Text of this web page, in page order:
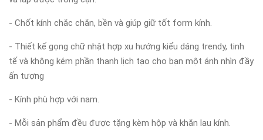
- Chốt kính chắc chắn, bền và giúp giữ tốt form kính.
- Thiết kế gọng chữ nhật hợp xu hướng kiểu dáng trendy, tinh
tế và không kém phần thanh lịch tạo cho bạn một ánh nhìn đầy
ấn tượng
- Kính phù hợp với nam.
- Mỗi sản phẩm đều được tặng kèm hộp và khăn lau kính.